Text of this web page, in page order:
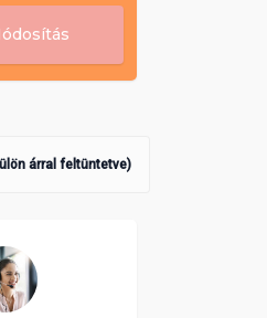
árral feltüntetve)